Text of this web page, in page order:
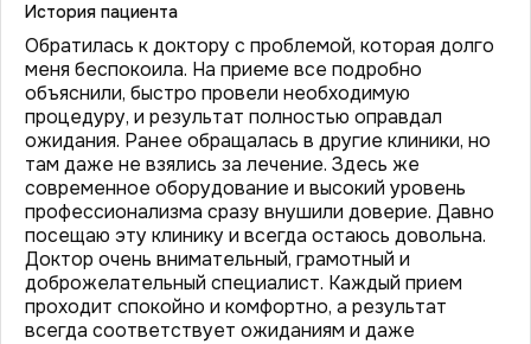
История пациента
Обратилась к доктору с проблемой, которая долго
меня беспокоила. На приеме все подробно
объяснили, быстро провели необходимую
процедуру, и результат полностью оправдал
ожидания. Ранее обращалась в другие клиники, но
там даже не взялись за лечение. Здесь же
современное оборудование и высокий уровень
профессионализма сразу внушили доверие. Давно
посещаю эту клинику и всегда остаюсь довольна.
Доктор очень внимательный, грамотный и
доброжелательный специалист. Каждый прием
проходит спокойно и комфортно, а результат
всегда соответствует ожиданиям и даже